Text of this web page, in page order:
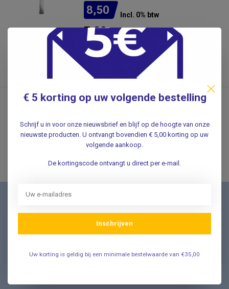
8,50 Incl. 0% btw
7,02 Excl. btw
.
De prijzen staan inclusief btw vermeld
nieuwe aanbiedingen Meld u nu aan ➡️
€ 5 korting op uw volgende bestelling
Schrijf u in voor onze nieuwsbrief en blijf op de hoogte van onze
nieuwste producten. U ontvangt bovendien € 5,00 korting op uw
volgende aankoop.
De kortingscode ontvangt u direct per e-mail.
Inschrijven
Uw korting is geldig bij een minimale bestelwaarde van €35,00